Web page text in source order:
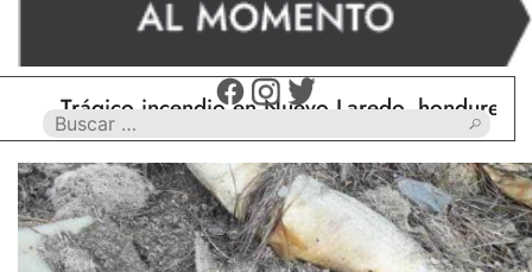
Trágico incendio en Nuevo Laredo, hondureño